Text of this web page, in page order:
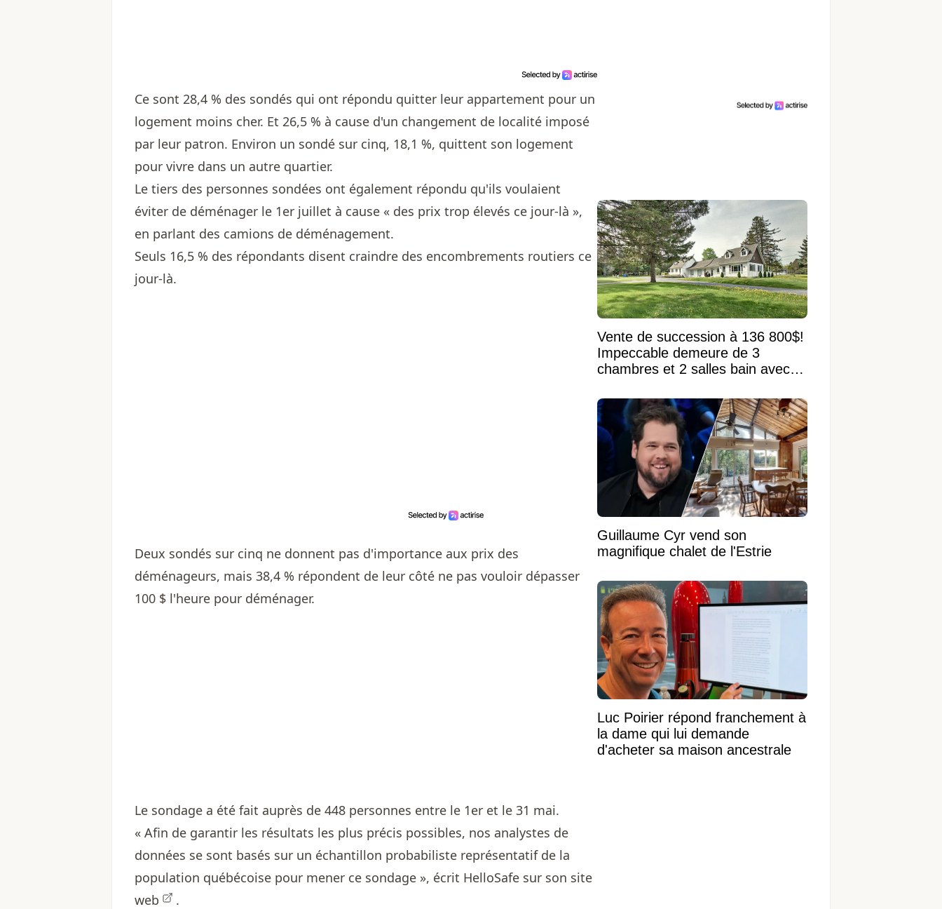
Ce sont 28,4 % des sondés qui ont répondu quitter leur appartement pour un
logement moins cher. Et 26,5 % à cause d'un changement de localité imposé
par leur patron. Environ un sondé sur cinq, 18,1 %, quittent son logement
pour vivre dans un autre quartier.
Le tiers des personnes sondées ont également répondu qu'ils voulaient
éviter de déménager le 1er juillet à cause « des prix trop élevés ce jour-là »,
en parlant des camions de déménagement.
Seuls 16,5 % des répondants disent craindre des encombrements routiers ce
jour-là.
Deux sondés sur cinq ne donnent pas d'importance aux prix des
déménageurs, mais 38,4 % répondent de leur côté ne pas vouloir dépasser
100 $ l'heure pour déménager.
Le sondage a été fait auprès de 448 personnes entre le 1er et le 31 mai.
« Afin de garantir les résultats les plus précis possibles, nos analystes de
données se sont basés sur un échantillon probabiliste représentatif de la
population québécoise pour mener ce sondage », écrit HelloSafe sur son site
web
.
Vente de succession à 136 800$!
Impeccable demeure de 3
chambres et 2 salles bain avec
Guillaume Cyr vend son
magnifique chalet de l'Estrie
Luc Poirier répond franchement à
la dame qui lui demande
d'acheter sa maison ancestrale